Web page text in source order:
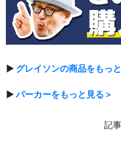
▶ グレイソンの商品をもっ
▶パーカーをもっと見る＞
記